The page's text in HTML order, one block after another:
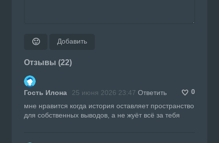
🙂 Добавить
Отзывы (22)
Гость Илона 25 июня 2026 23:47 Ответить
0
мне нравится когда история оставляет пространство
для собственных выводов, а не жуёт всё за тебя